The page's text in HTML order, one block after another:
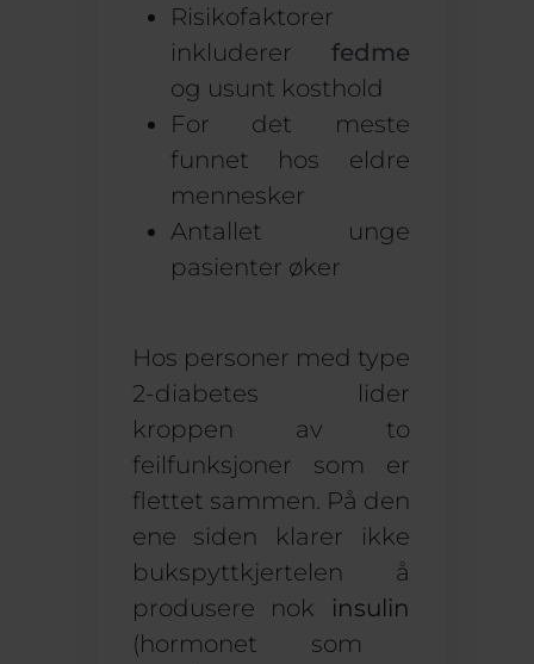
Risikofaktorer
inkluderer fedme
og usunt kosthold
For det meste
funnet hos eldre
mennesker
Antallet unge
pasienter øker
Hos personer med type
2-diabetes lider
kroppen av to
feilfunksjoner som er
flettet sammen. På den
ene siden klarer ikke
bukspyttkjertelen å
produsere nok insulin
(hormonet som